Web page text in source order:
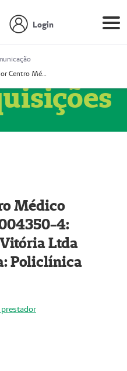
Login
Prestador Centro Médico Vitória Ltda, 51004350-4: Centro Médico Vitória Ltda (Nome Fantasia: Policlínica Master)
Médico
4:
Ltda
Policlínica